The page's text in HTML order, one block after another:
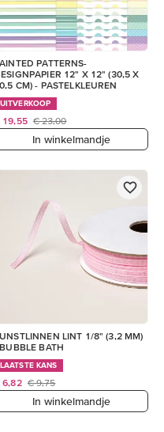
PATTERNS-
12" X 12" (30,5 X
CM) - PASTELKLEUREN
UITVERKOOP
19,55 € 23,00
In winkelmandje
LINT 1/8" (3,2 MM)
BATH
LAATSTE KANS
6,82 € 9,75
In winkelmandje